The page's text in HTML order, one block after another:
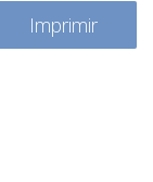
Imprimir